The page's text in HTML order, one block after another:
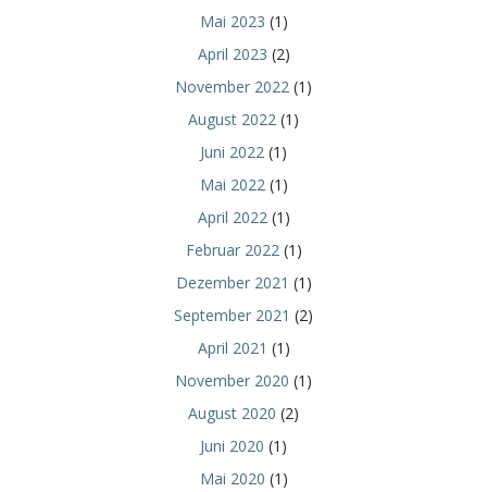
Mai 2023 (1)
April 2023 (2)
November 2022 (1)
August 2022 (1)
Juni 2022 (1)
Mai 2022(1)
April 2022(1)
Februar 2022(1)
Dezember 2021 (1)
September 2021 (2)
April 2021 (1)
November 2020 (1)
August 2020 (2)
Juni 2020 (1)
Mai 2020 (1)